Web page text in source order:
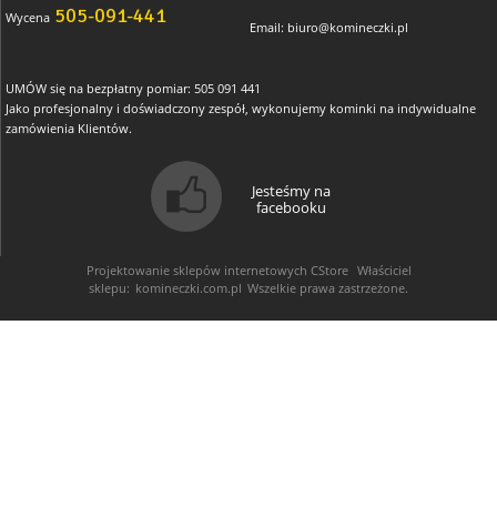
Wycena 505-091-441 Email: biuro@komineczki.pl
UMÓW się na bezpłatny pomiar: 505 091 441
Jako profesjonalny i doświadczony zespół, wykonujemy kominki na indywidualne
zamówienia Klientów.
Jesteśmy na
facebooku
Projektowanie sklepów internetowych CStore Właściciel
sklepu: komineczki.com.pl Wszelkie prawa zastrzeżone.